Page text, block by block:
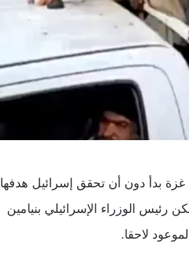
بدأ دون أن تحقق إسرائيل هدفها
رئيس الوزراء الإسرائيلي بنيامين
لاحقا.